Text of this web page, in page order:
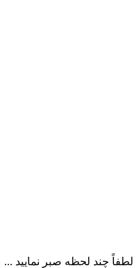
لطفاً چند لحظه صبر نمایید ...